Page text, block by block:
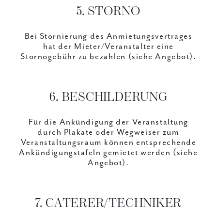
5. STORNO
Bei Stornierung des Anmietungsvertrages
hat der Mieter/Veranstalter eine
Stornogebühr zu bezahlen (siehe Angebot).
6. BESCHILDERUNG
Für die Ankündigung der Veranstaltung
durch Plakate oder Wegweiser zum
Veranstaltungsraum können entsprechende
Ankündigungstafeln gemietet werden (siehe
Angebot).
7. CATERER/TECHNIKER